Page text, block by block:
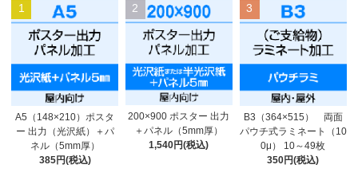
1
A5（148×210）ポスタ
ー 出力（光沢紙）＋パ
ネル（5mm厚）
385円(税込)
2
200×900 ポスター 出力
＋パネル（5mm厚）
1,540円(税込)
3
B3（364×515） 両面
パウチ式ラミネート（10
0μ） 10～49枚
350円(税込)